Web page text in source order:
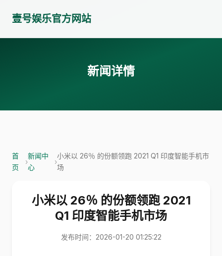
壹号娱乐官方网站
新闻详情
首
页
›
新闻中
心
›
小米以 26％ 的份额领跑 2021 Q1 印度智能手机市
场
小米以 26％ 的份额领跑 2021
Q1 印度智能手机市场
发布时间：2026-01-20 01:25:22